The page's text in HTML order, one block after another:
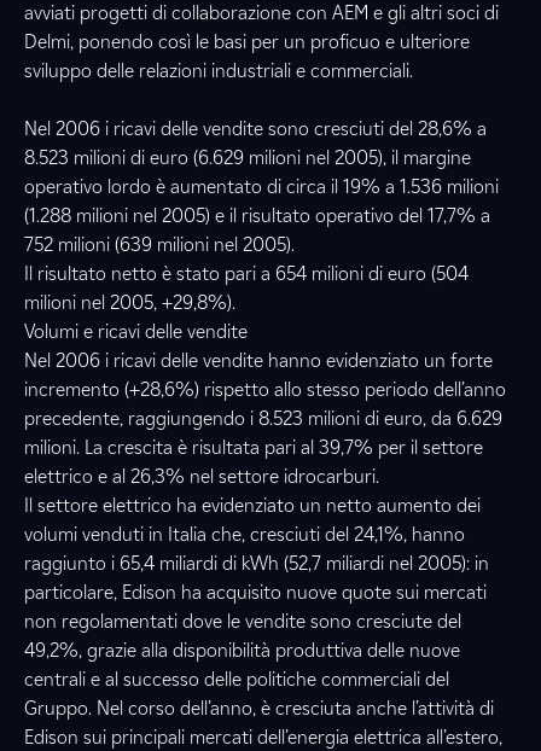
avviati progetti di collaborazione con AEM e gli altri soci di
Delmi, ponendo così le basi per un proficuo e ulteriore
sviluppo delle relazioni industriali e commerciali.
Nel 2006 i ricavi delle vendite sono cresciuti del 28,6% a
8.523 milioni di euro (6.629 milioni nel 2005), il margine
operativo lordo è aumentato di circa il 19% a 1.536 milioni
(1.288 milioni nel 2005) e il risultato operativo del 17,7% a
752 milioni (639 milioni nel 2005).
Il risultato netto è stato pari a 654 milioni di euro (504
milioni nel 2005, +29,8%).
Volumi e ricavi delle vendite
Nel 2006 i ricavi delle vendite hanno evidenziato un forte
incremento (+28,6%) rispetto allo stesso periodo dell’anno
precedente, raggiungendo i 8.523 milioni di euro, da 6.629
milioni. La crescita è risultata pari al 39,7% per il settore
elettrico e al 26,3% nel settore idrocarburi.
Il settore elettrico ha evidenziato un netto aumento dei
volumi venduti in Italia che, cresciuti del 24,1%, hanno
raggiunto i 65,4 miliardi di kWh (52,7 miliardi nel 2005): in
particolare, Edison ha acquisito nuove quote sui mercati
non regolamentati dove le vendite sono cresciute del
49,2%, grazie alla disponibilità produttiva delle nuove
centrali e al successo delle politiche commerciali del
Gruppo. Nel corso dell’anno, è cresciuta anche l’attività di
Edison sui principali mercati dell’energia elettrica all’estero,